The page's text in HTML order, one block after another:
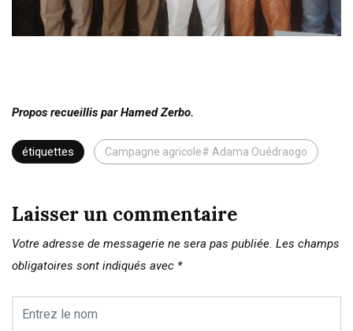
Propos recueillis par Hamed Zerbo.
étiquettes Campagne agricole# Adama Ouédraogo
Laisser un commentaire
Votre adresse de messagerie ne sera pas publiée. Les champs
obligatoires sont indiqués avec *